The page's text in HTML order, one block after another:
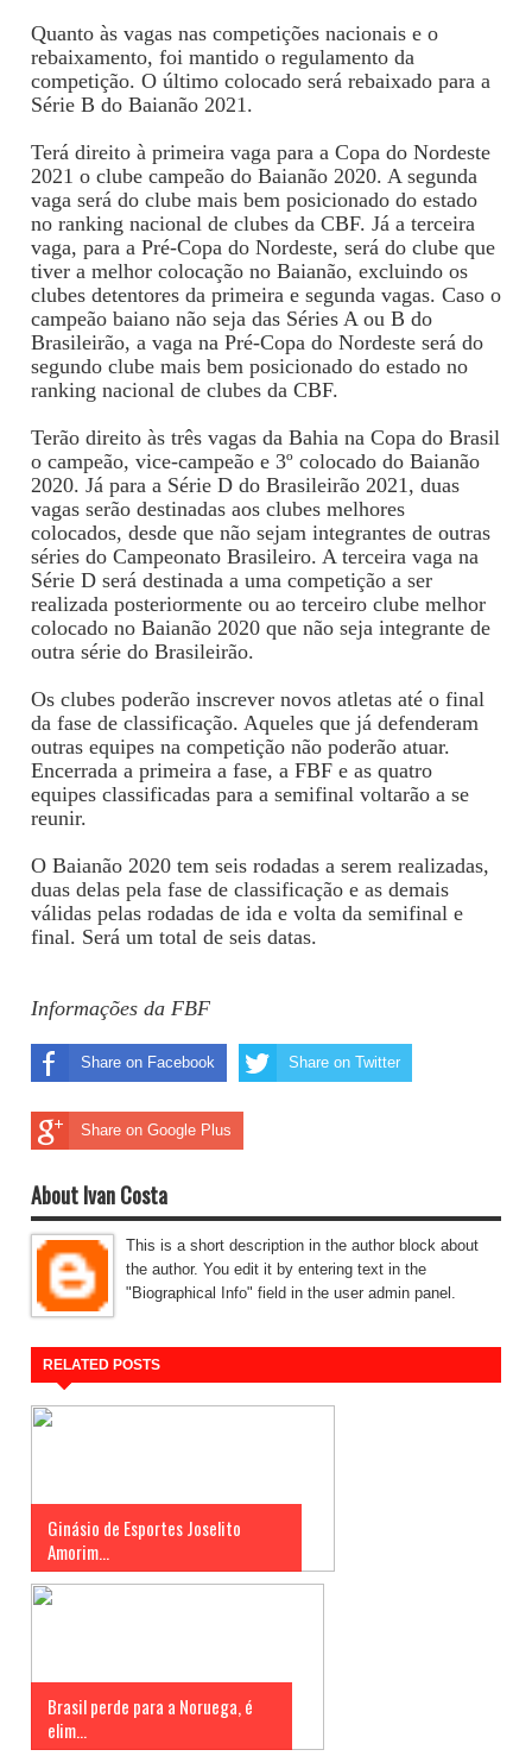
Quanto às vagas nas competições nacionais e o
rebaixamento, foi mantido o regulamento da
competição. O último colocado será rebaixado para a
Série B do Baianão 2021.
Terá direito à primeira vaga para a Copa do Nordeste
2021 o clube campeão do Baianão 2020. A segunda
vaga será do clube mais bem posicionado do estado
no ranking nacional de clubes da CBF. Já a terceira
vaga, para a Pré-Copa do Nordeste, será do clube que
tiver a melhor colocação no Baianão, excluindo os
clubes detentores da primeira e segunda vagas. Caso o
campeão baiano não seja das Séries A ou B do
Brasileirão, a vaga na Pré-Copa do Nordeste será do
segundo clube mais bem posicionado do estado no
ranking nacional de clubes da CBF.
Terão direito às três vagas da Bahia na Copa do Brasil
o campeão, vice-campeão e 3º colocado do Baianão
2020. Já para a Série D do Brasileirão 2021, duas
vagas serão destinadas aos clubes melhores
colocados, desde que não sejam integrantes de outras
séries do Campeonato Brasileiro. A terceira vaga na
Série D será destinada a uma competição a ser
realizada posteriormente ou ao terceiro clube melhor
colocado no Baianão 2020 que não seja integrante de
outra série do Brasileirão.
Os clubes poderão inscrever novos atletas até o final
da fase de classificação. Aqueles que já defenderam
outras equipes na competição não poderão atuar.
Encerrada a primeira a fase, a FBF e as quatro
equipes classificadas para a semifinal voltarão a se
reunir.
O Baianão 2020 tem seis rodadas a serem realizadas,
duas delas pela fase de classificação e as demais
válidas pelas rodadas de ida e volta da semifinal e
final. Será um total de seis datas.
Informações da FBF
Share on Facebook Share on Twitter
Share on Google Plus
About Ivan Costa
This is a short description in the author block about
the author. You edit it by entering text in the
"Biographical Info" field in the user admin panel.
RELATED POSTS
Ginásio de Esportes Joselito
Amorim...
Brasil perde para a Noruega, é
elim...